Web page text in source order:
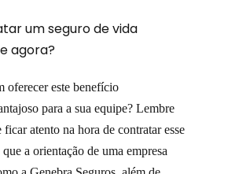
um seguro de vida
agora?
oferecer este benefício
para a sua equipe? Lembre
atento na hora de contratar esse
a orientação de uma empresa